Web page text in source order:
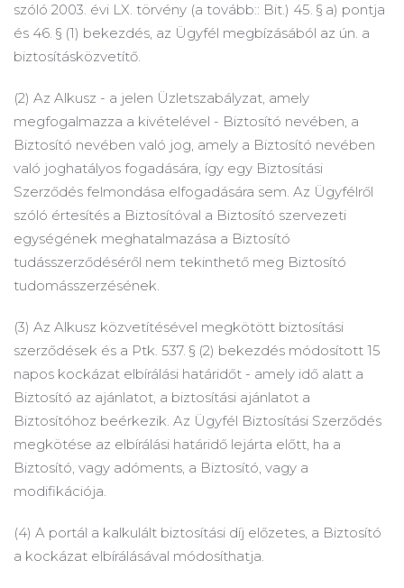
szóló 2003. évi LX. törvény (a tovább:: Bit.) 45. § a) pontja
és 46. § (1) bekezdés, az Ügyfél megbízásából az ún. a
biztosításközvetítő.
(2) Az Alkusz - a jelen Üzletszabályzat, amely
megfogalmazza a kivételével - Biztosító nevében, a
Biztosító nevében való jog, amely a Biztosító nevében
való joghatályos fogadására, így egy Biztosítási
Szerződés felmondása elfogadására sem. Az Ügyfélről
szóló értesítés a Biztosítóval a Biztosító szervezeti
egységének meghatalmazása a Biztosító
tudásszerződéséről nem tekinthető meg Biztosító
tudomásszerzésének.
(3) Az Alkusz közvetítésével megkötött biztosítási
szerződések és a Ptk. 537. § (2) bekezdés módosított 15
napos kockázat elbírálási határidőt - amely idő alatt a
Biztosító az ajánlatot, a biztosítási ajánlatot a
Biztosítóhoz beérkezik. Az Ügyfél Biztosítási Szerződés
megkötése az elbírálási határidő lejárta előtt, ha a
Biztosító, vagy adóments, a Biztosító, vagy a
modifikációja.
(4) A portál a kalkulált biztosítási díj előzetes, a Biztosító
a kockázat elbírálásával módosíthatja.